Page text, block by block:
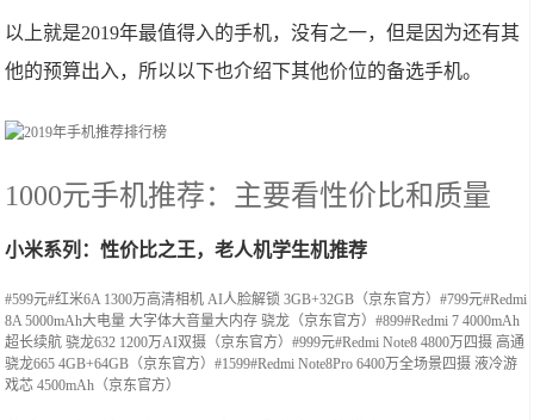
以上就是2019年最值得入的手机，没有之一，但是因为还有其
他的预算出入，所以以下也介绍下其他价位的备选手机。
1000元手机推荐：主要看性价比和质量
小米系列：性价比之王，老人机学生机推荐
#599元#红米6A 1300万高清相机 AI人脸解锁 3GB+32GB（京东官方）#799元#Redmi
8A 5000mAh大电量 大字体大音量大内存 骁龙（京东官方）#899#Redmi 7 4000mAh
超长续航 骁龙632 1200万AI双摄（京东官方）#999元#Redmi Note8 4800万四摄 高通
骁龙665 4GB+64GB（京东官方）#1599#Redmi Note8Pro 6400万全场景四摄 液冷游
戏芯 4500mAh（京东官方）